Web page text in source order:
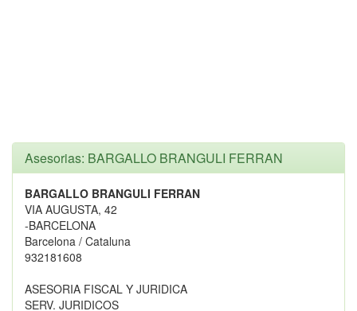
Asesorias: BARGALLO BRANGULI FERRAN
BARGALLO BRANGULI FERRAN
VIA AUGUSTA, 42
-BARCELONA
Barcelona / Cataluna
932181608
ASESORIA FISCAL Y JURIDICA
SERV. JURIDICOS